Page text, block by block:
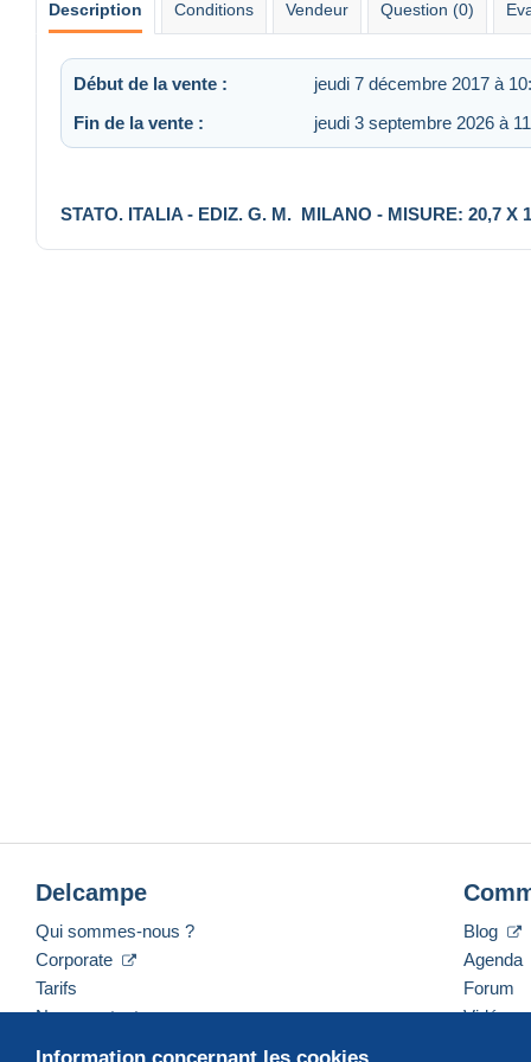
Description Conditions Vendeur Question (0)
Début de la vente :
jeudi 7 décembre 2017 à
Fin de la vente :
jeudi 3 septembre 2026 à
STATO. ITALIA - EDIZ. G. M. MILANO - MISURE: 20,7 X
Information concernant les cookies
Delcampe
Qui sommes-nous ?
Corporate
Tarifs
Nous contacter
Blog
Agenda
Forum
Vidéos